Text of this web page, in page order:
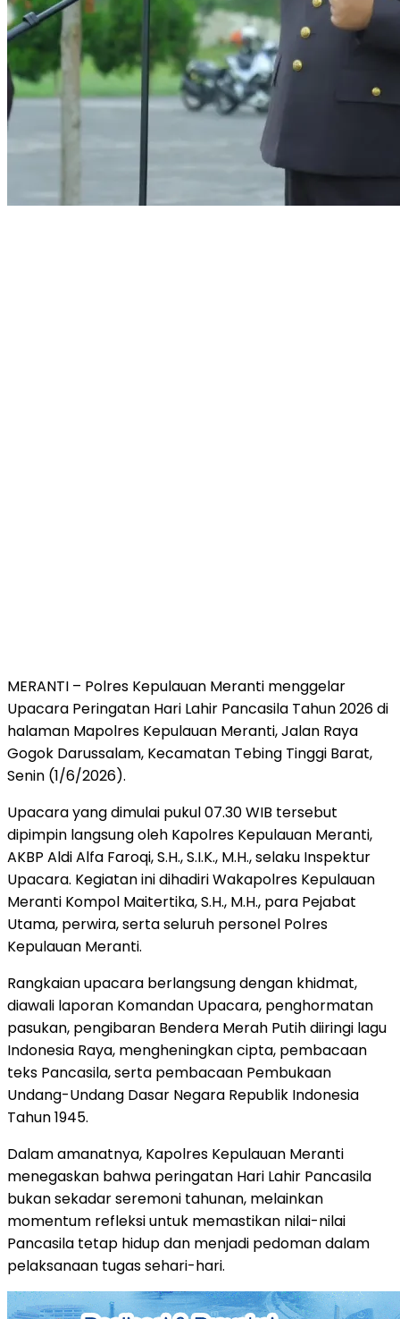
MERANTI – Polres Kepulauan Meranti menggelar
Upacara Peringatan Hari Lahir Pancasila Tahun 2026 di
halaman Mapolres Kepulauan Meranti, Jalan Raya
Gogok Darussalam, Kecamatan Tebing Tinggi Barat,
Senin (1/6/2026).
Upacara yang dimulai pukul 07.30 WIB tersebut
dipimpin langsung oleh Kapolres Kepulauan Meranti,
AKBP Aldi Alfa Faroqi, S.H., S.I.K., M.H., selaku Inspektur
Upacara. Kegiatan ini dihadiri Wakapolres Kepulauan
Meranti Kompol Maitertika, S.H., M.H., para Pejabat
Utama, perwira, serta seluruh personel Polres
Kepulauan Meranti.
Rangkaian upacara berlangsung dengan khidmat,
diawali laporan Komandan Upacara, penghormatan
pasukan, pengibaran Bendera Merah Putih diiringi lagu
Indonesia Raya, mengheningkan cipta, pembacaan
teks Pancasila, serta pembacaan Pembukaan
Undang-Undang Dasar Negara Republik Indonesia
Tahun 1945.
Dalam amanatnya, Kapolres Kepulauan Meranti
menegaskan bahwa peringatan Hari Lahir Pancasila
bukan sekadar seremoni tahunan, melainkan
momentum refleksi untuk memastikan nilai-nilai
Pancasila tetap hidup dan menjadi pedoman dalam
pelaksanaan tugas sehari-hari.